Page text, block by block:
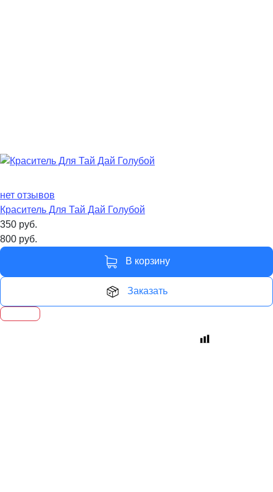
нет отзывов
Краситель Для Тай Дай Голубой
350 руб.
800 руб.
В корзину
Заказать